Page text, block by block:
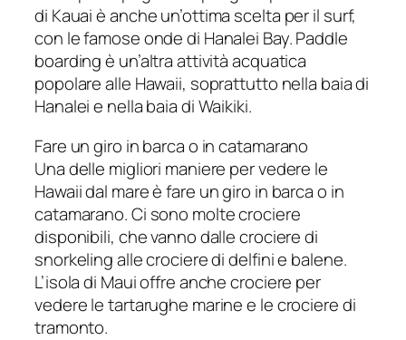
di Kauai è anche un’ottima scelta per il surf,
con le famose onde di Hanalei Bay. Paddle
boarding è un’altra attività acquatica
popolare alle Hawaii, soprattutto nella baia di
Hanalei e nella baia di Waikiki.
Fare un giro in barca o in catamarano
Una delle migliori maniere per vedere le
Hawaii dal mare è fare un giro in barca o in
catamarano. Ci sono molte crociere
disponibili, che vanno dalle crociere di
snorkeling alle crociere di delfini e balene.
L’isola di Maui offre anche crociere per
vedere le tartarughe marine e le crociere di
tramonto.